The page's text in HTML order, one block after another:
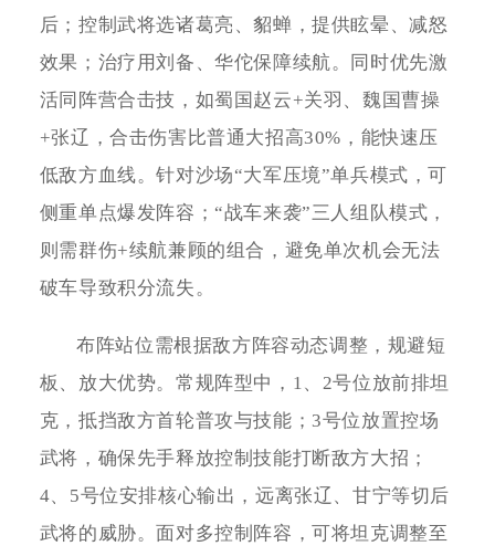
后；控制武将选诸葛亮、貂蝉，提供眩晕、减怒
效果；治疗用刘备、华佗保障续航。同时优先激
活同阵营合击技，如蜀国赵云+关羽、魏国曹操
+张辽，合击伤害比普通大招高30%，能快速压
低敌方血线。针对沙场“大军压境”单兵模式，可
侧重单点爆发阵容；“战车来袭”三人组队模式，
则需群伤+续航兼顾的组合，避免单次机会无法
破车导致积分流失。
布阵站位需根据敌方阵容动态调整，规避短
板、放大优势。常规阵型中，1、2号位放前排坦
克，抵挡敌方首轮普攻与技能；3号位放置控场
武将，确保先手释放控制技能打断敌方大招；
4、5号位安排核心输出，远离张辽、甘宁等切后
武将的威胁。面对多控制阵容，可将坦克调整至